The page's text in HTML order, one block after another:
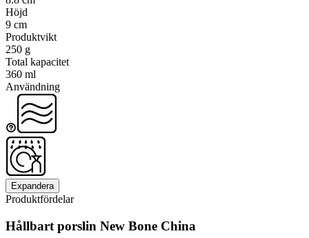
Höjd
9 cm
Produktvikt
250 g
Total kapacitet
360 ml
Användning
Expandera
Produktfördelar
Hållbart porslin New Bone China